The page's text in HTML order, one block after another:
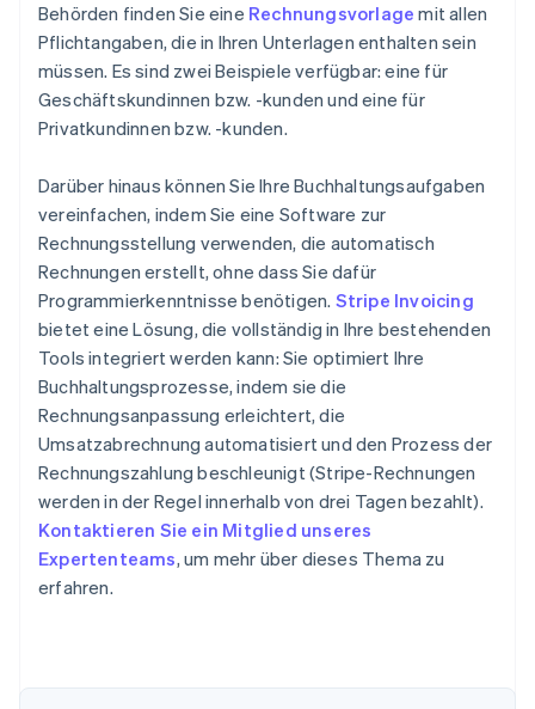
Behörden finden Sie eine Rechnungsvorlage mit allen
Pflichtangaben, die in Ihren Unterlagen enthalten sein
müssen. Es sind zwei Beispiele verfügbar: eine für
Geschäftskundinnen bzw. -kunden und eine für
Privatkundinnen bzw. -kunden.
Darüber hinaus können Sie Ihre Buchhaltungsaufgaben
vereinfachen, indem Sie eine Software zur
Rechnungsstellung verwenden, die automatisch
Rechnungen erstellt, ohne dass Sie dafür
Programmierkenntnisse benötigen. Stripe Invoicing
bietet eine Lösung, die vollständig in Ihre bestehenden
Tools integriert werden kann: Sie optimiert Ihre
Buchhaltungsprozesse, indem sie die
Rechnungsanpassung erleichtert, die
Umsatzabrechnung automatisiert und den Prozess der
Rechnungszahlung beschleunigt (Stripe-Rechnungen
werden in der Regel innerhalb von drei Tagen bezahlt).
Kontaktieren Sie ein Mitglied unseres
Expertenteams, um mehr über dieses Thema zu
erfahren.